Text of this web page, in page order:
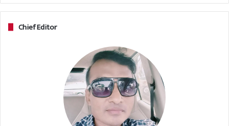
Chief Editor